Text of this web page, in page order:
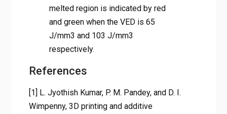
melted region is indicated by red
and green when the VED is 65
J/mm3 and 103 J/mm3
respectively.
References
[1] L. Jyothish Kumar, P. M. Pandey, and D. I.
Wimpenny, 3D printing and additive